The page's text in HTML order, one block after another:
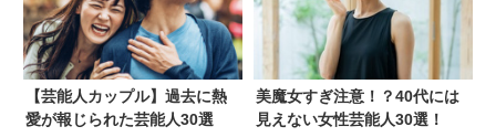
【芸能人カップル】過去に熱
愛が報じられた芸能人30選
美魔女すぎ注意！？40代には
見えない女性芸能人30選！